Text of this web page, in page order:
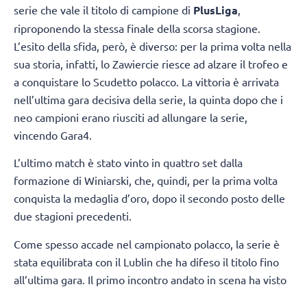
serie che vale il titolo di campione di PlusLiga,
riproponendo la stessa finale della scorsa stagione.
L’esito della sfida, però, è diverso: per la prima volta nella
sua storia, infatti, lo Zawiercie riesce ad alzare il trofeo e
a conquistare lo Scudetto polacco. La vittoria è arrivata
nell’ultima gara decisiva della serie, la quinta dopo che i
neo campioni erano riusciti ad allungare la serie,
vincendo Gara4.
L’ultimo match è stato vinto in quattro set dalla
formazione di Winiarski, che, quindi, per la prima volta
conquista la medaglia d’oro, dopo il secondo posto delle
due stagioni precedenti.
Come spesso accade nel campionato polacco, la serie è
stata equilibrata con il Lublin che ha difeso il titolo fino
all’ultima gara. Il primo incontro andato in scena ha visto